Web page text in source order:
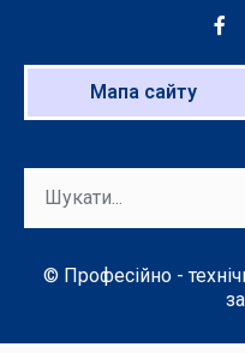
Мапа сайту
© Професійно -